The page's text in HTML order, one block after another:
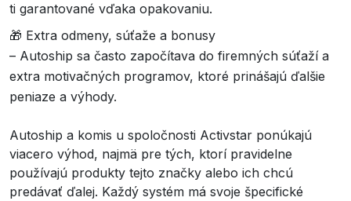
ti garantované vďaka opakovaniu.
🎁 Extra odmeny, súťaže a bonusy
– Autoship sa často započítava do firemných súťaží a
extra motivačných programov, ktoré prinášajú ďalšie
peniaze a výhody.
Autoship a komis u spoločnosti Activstar ponúkajú
viacero výhod, najmä pre tých, ktorí pravidelne
používajú produkty tejto značky alebo ich chcú
predávať ďalej. Každý systém má svoje špecifické